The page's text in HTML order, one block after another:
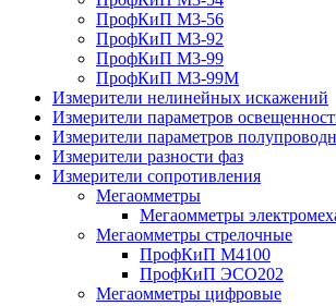
ПрофКиП М3-56
ПрофКиП М3-92
ПрофКиП М3-99
ПрофКиП М3-99М
Измерители нелинейных искажений
Измерители параметров
Измерители параметров
Измерители разности фаз
Измерители сопротивления
Мегаомметры
Мегаомметры
Мегаомметры стрелочные
ПрофКиП М4100
ПрофКиП ЭСО202
Мегаомметры цифровые